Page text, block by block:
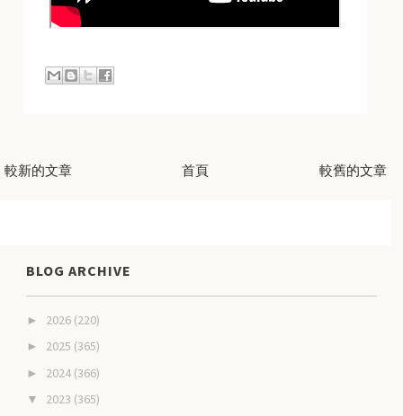
較新的文章 較舊的文章
首頁
BLOG ARCHIVE
► 2026 (220)
► 2025 (365)
► 2024 (366)
▼ 2023 (365)